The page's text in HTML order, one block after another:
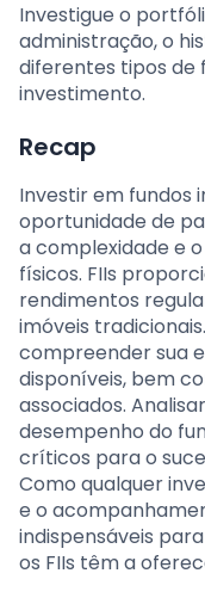
Investigue o
administração, o
diferentes tipos de
investimento.
Recap
Investir em fundos
oportunidade de
a complexidade e
físicos. FIIs
rendimentos
imóveis
compreender sua
disponíveis, bem
associados.
desempenho do
críticos para o
Como qualquer
e o
indispensáveis
os FIIs têm a